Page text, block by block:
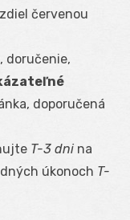
červenou
doručenie,
doporučená
T-3 dni na
úkonoch T-